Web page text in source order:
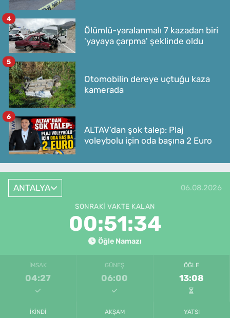
Ölümlü-yaralanmalı 7 kazadan biri
'yayaya çarpma' şeklinde oldu
4
Otomobilin dereye uçtuğu kaza
kamerada
5
ALTAV’dan şok talep: Plaj
voleybolu için oda başına 2 Euro
6
ANTALYA 06.08.2026
SONRAKI VAKTE KALAN
00:51:34
Öğle Namazı
İMSAK
04:27
GÜNEŞ
06:00
ÖĞLE
13:08
İKINDI AKŞAM YATSI